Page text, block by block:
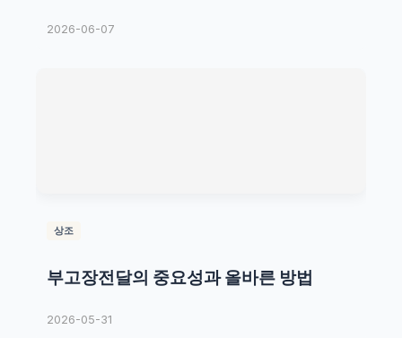
2026-06-07
상조
부고장전달의 중요성과 올바른 방법
2026-05-31